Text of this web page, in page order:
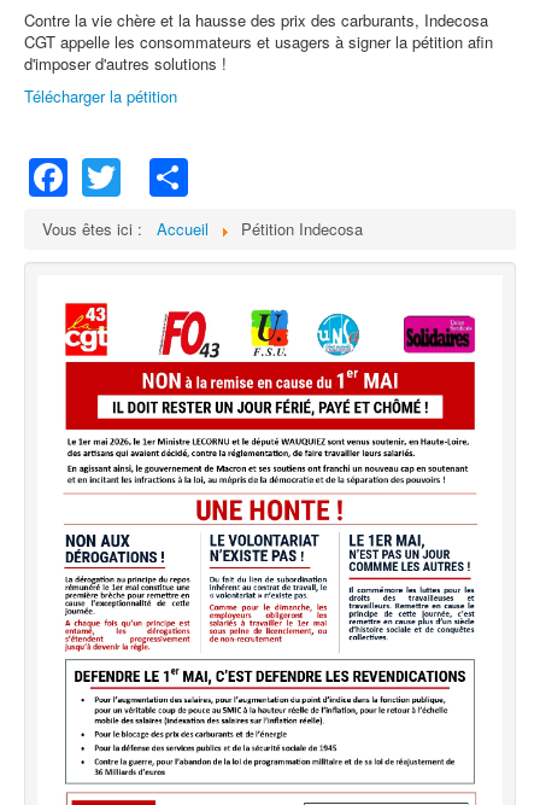
Contre la vie chère et la hausse des prix des carburants, Indecosa
CGT appelle les consommateurs et usagers à signer la pétition afin
d'imposer d'autres solutions !
Télécharger la pétition
Facebook
Twitter
Vous êtes ici : Accueil Pétition Indecosa